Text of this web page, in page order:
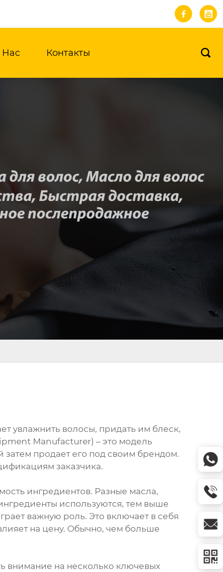
 
Контакты 
увлажнить волосы, придать им блеск,
Manufacturer) – это модель
затем продает его под своим брендом.
заказчика.
ингредиентов. Разные масла,
используются, тем выше
важную роль. Это включает в себя
на цену. Обычно, чем больше
внимание на несколько ключевых